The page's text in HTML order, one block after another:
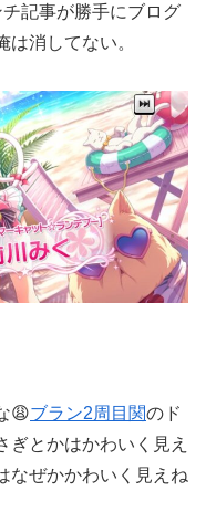
記事が勝手にブログ
消してない。
😩ブラン2周目関のド
ぎとかはかわいく見え
なぜかかわいく見えね